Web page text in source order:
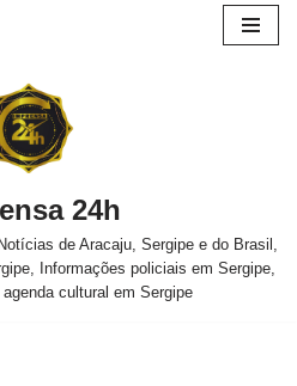
24h
de Aracaju, Sergipe e do Brasil,
Informações policiais em Sergipe,
cultural em Sergipe